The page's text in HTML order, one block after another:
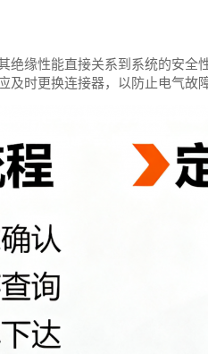
缘性能直接关系到系统的安
时更换连接器，以防止电气故